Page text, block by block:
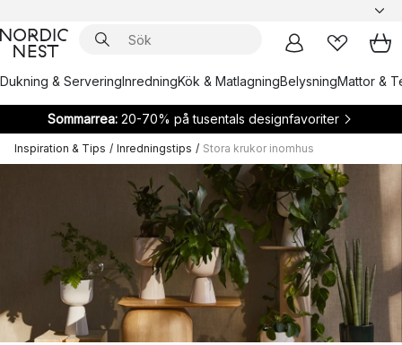
Dukning & ServeringInredningKök & MatlagningBelysningMattor &
Sommarrea:20-70% på tusentals designfavoriter
Inspiration & Tips / Inredningstips / Stora krukor inomhus